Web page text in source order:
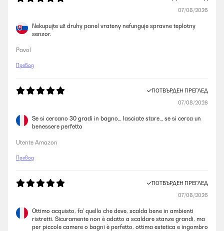
07/08/2026
Nekupujte už druhy panel vrateny nefunguje spravne teplotny
senzor.
Pavol
Превод
ПОТВЪРДЕН ПРЕГЛЕД
07/08/2026
Se si cercano 30 gradi in bagno… lasciate stare… se si cerca un
benessere perfetto
Utente Amazon
Превод
ПОТВЪРДЕН ПРЕГЛЕД
07/08/2026
Ottimo acquisto, fa' quello che deve, scalda bene in ambienti
ristretti. Sicuramente non è adatto a scaldare stanze grandi, ma
per piccole camere o bagni è perfetto, ottima estetica e ingombro